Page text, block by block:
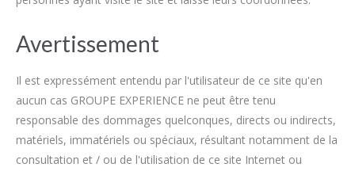
Avertissement
Il est expressément entendu par l'utilisateur de ce site qu'en
aucun cas GROUPE EXPERIENCE ne peut être tenu
responsable des dommages quelconques, directs ou indirects,
matériels, immatériels ou spéciaux, résultant notamment de la
consultation et / ou de l'utilisation de ce site Internet ou